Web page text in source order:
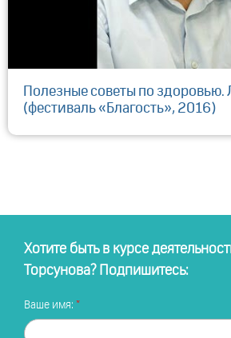
Полезные советы по здоровью.
(фестиваль «Благость», 2016)
Хотите быть в курсе
Торсунова? Подпишитесь:
Ваше имя: